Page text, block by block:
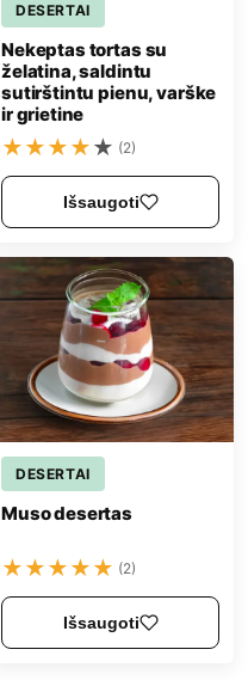
DESERTAI
Nekeptas tortas su
želatina, saldintu
sutirštintu pienu, varške
ir grietine
★★★★★ (2)
Išsaugoti
DESERTAI
Muso desertas
★★★★★ (2)
Išsaugoti